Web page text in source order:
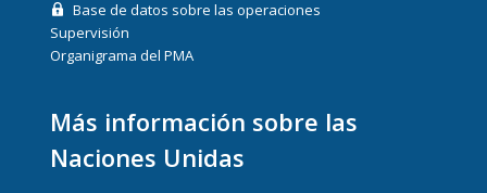
Base de datos sobre las operaciones
Supervisión
Organigrama del PMA
Más información sobre las
Naciones Unidas